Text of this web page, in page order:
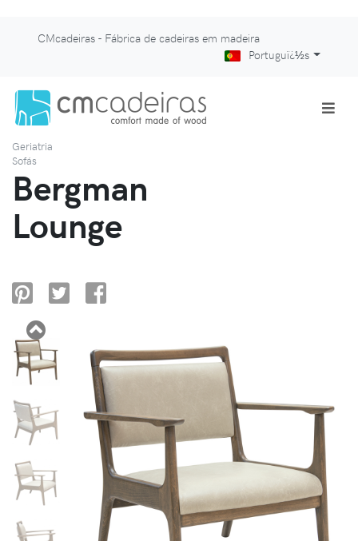
CMcadeiras - Fábrica de cadeiras em madeira
Portuguï¿½s
Geriatria
Sofás
Bergman
Lounge